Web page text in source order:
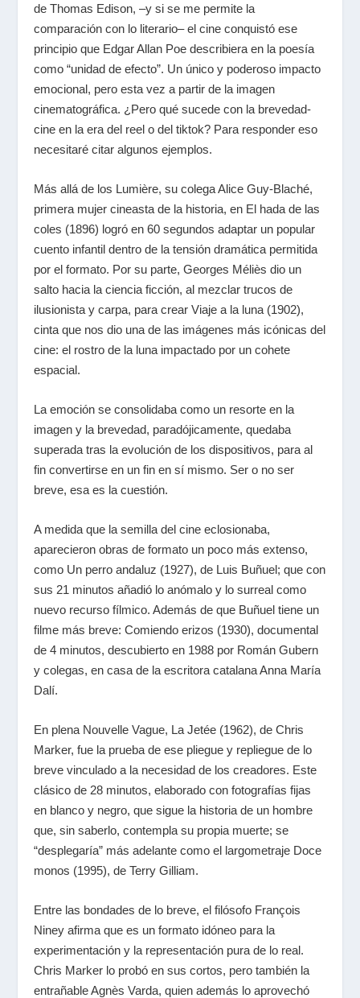
deThomas Edison, –y si se me permite la
comparación con lo literario– el cine conquistó ese
principio que Edgar Allan Poe describiera en la poesía
como “unidad de efecto”. Un único y poderoso impacto
emocional, pero esta vez a partir de la imagen
cinematográfica. ¿Pero qué sucede con la brevedad-
cine en la era del reel o deltiktok? Para responder eso
necesitaré citar algunos ejemplos.
Más allá de los Lumière, su colegaAlice Guy-Blaché,
primera mujer cineasta de la historia, en El hada de las
coles (1896) logró en 60 segundos adaptar un popular
cuento infantil dentro de la tensión dramática permitida
por el formato. Por su parte,Georges Méliès dio un
salto hacia la ciencia ficción, al mezclar trucos de
ilusionista y carpa, para crearViaje a la luna (1902),
cinta que nos dio una de las imágenes más icónicas del
cine: el rostro de la luna impactado por un cohete
espacial.
La emoción se consolidaba como un resorte en la
imagen y la brevedad, paradójicamente, quedaba
superada tras la evolución de los dispositivos, para al
fin convertirse en un fin en sí mismo. Ser o no ser
breve, esa es la cuestión.
A medida que la semilla del cine eclosionaba,
aparecieron obras de formato un poco más extenso,
como Un perro andaluz (1927), de Luis Buñuel; que con
sus 21 minutos añadió lo anómalo y lo surreal como
nuevo recurso fílmico. Además de que Buñuel tiene un
filme más breve:Comiendo erizos (1930), documental
de 4 minutos, descubierto en 1988 por Román Gubern
y colegas, en casa de la escritora catalanaAnna María
Dalí.
En plena Nouvelle Vague, La Jetée (1962), deChris
Marker, fue la prueba de ese pliegue y repliegue de lo
breve vinculado a la necesidad de los creadores. Este
clásico de 28 minutos, elaborado con fotografías fijas
en blanco y negro, que sigue la historia de un hombre
que, sin saberlo, contempla su propia muerte; se
“desplegaría” más adelante como el largometraje Doce
monos (1995), deTerry Gilliam.
Entre las bondades de lo breve, el filósofo François
Niney afirma que es un formato idóneo para la
experimentación y la representación pura de lo real.
Chris Marker lo probó en sus cortos, pero también la
entrañableAgnès Varda, quien además lo aprovechó